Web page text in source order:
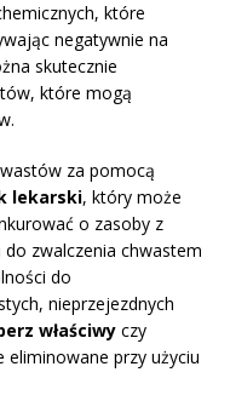
które
negatywnie na
skutecznie
które mogą
za pomocą
lekarski, który może
o zasoby z
zwalczenia chwastem
do
nieprzejezdnych
właściwy czy
eliminowane przy użyciu